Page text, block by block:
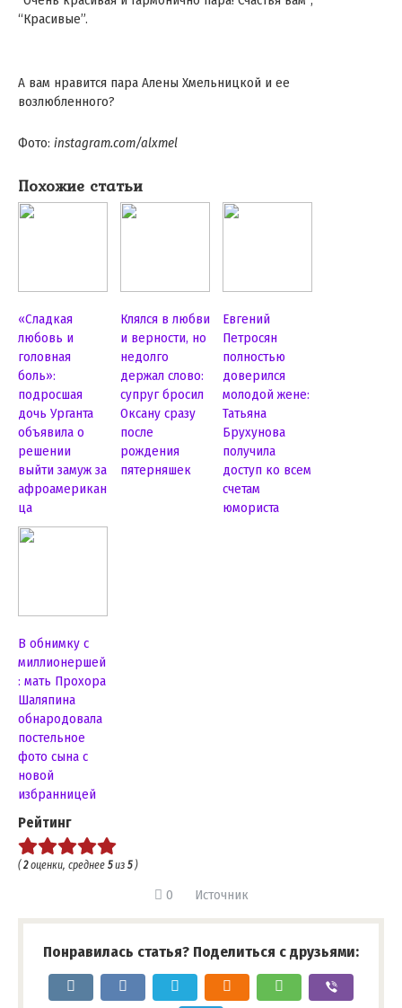
“Красивые”.
А вам нравится пара Алены Хмельницкой и ее
возлюбленного?
Фото: instagram.com/alxmel
Похожие статьи
«Сладкая
любовь и
головная
боль»:
подросшая
дочь Урганта
объявила о
решении
выйти замуж за
афроамерикан
ца
Клялся в любви
и верности, но
недолго
держал слово:
супруг бросил
Оксану сразу
после
рождения
пятерняшек
Евгений
Петросян
полностью
доверился
молодой жене:
Татьяна
Брухунова
получила
доступ ко всем
счетам
юмориста
В обнимку с
миллионершей
: мать Прохора
Шаляпина
обнародовала
постельное
фото сына с
новой
избранницей
Рейтинг
(2оценки, среднее 5из 5)
0 Источник
Понравилась статья? Поделиться с друзьями: